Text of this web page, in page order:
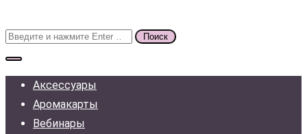
Поиск
для:
Аксессуары
Аромакарты
Вебинары